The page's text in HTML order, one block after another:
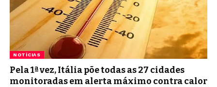
NOTÍCIAS
Pela 1ª vez, Itália põe todas as 27 cidades
monitoradas em alerta máximo contra calor